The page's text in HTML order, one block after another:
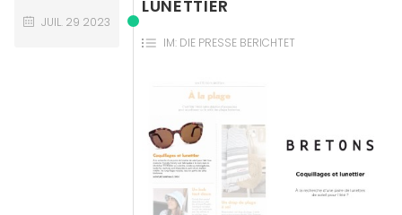
LUNETTIER
IM: DIE PRESSE BERICHTET
JUIL. 29 2023